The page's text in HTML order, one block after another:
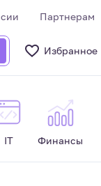
Партнерам
Избранное
IT Финансы